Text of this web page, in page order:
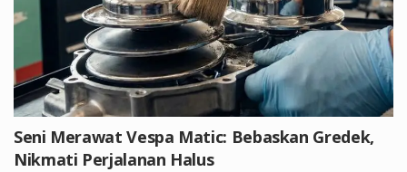
Seni Merawat Vespa Matic: Bebaskan Gredek,
Nikmati Perjalanan Halus